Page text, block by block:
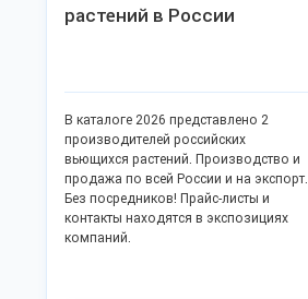
растений в России
В каталоге 2026 представлено 2
производителей российских
вьющихся растений. Производство и
продажа по всей России и на экспорт.
Без посредников! Прайс-листы и
контакты находятся в экспозициях
компаний.